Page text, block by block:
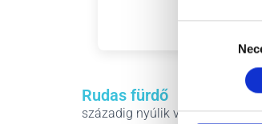
Rudas fürdő
századig nyúlik vissza,Rudas